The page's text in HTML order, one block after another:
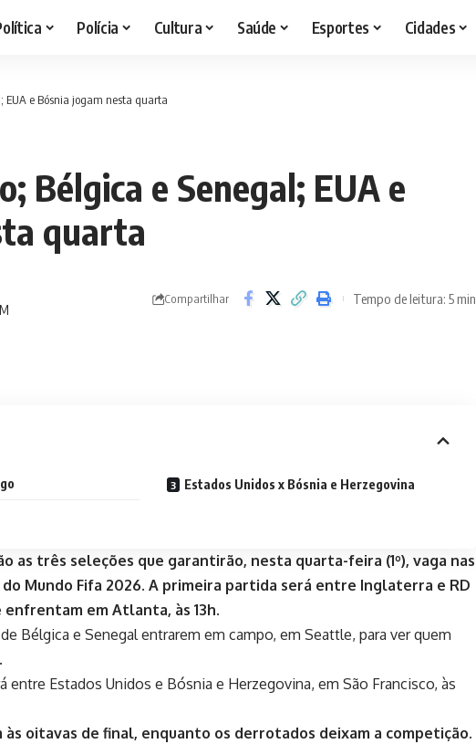
Polícia Cultura Saúde Esportes Cidades
EUA e Bósnia jogam nesta quarta
Bélgica e Senegal; EUA e
quarta
Compartilhar Tempo de leitura: 5 min
Estados Unidos x Bósnia e Herzegovina
as três seleções que garantirão, nesta quarta-feira (1º), vaga nas
Mundo Fifa 2026. A primeira partida será entre Inglaterra e RD
enfrentam em Atlanta, às 13h.
Bélgica e Senegal entrarem em campo, em Seattle, para ver quem
entre Estados Unidos e Bósnia e Herzegovina, em São Francisco, às
às oitavas de final, enquanto os derrotados deixam a competição.